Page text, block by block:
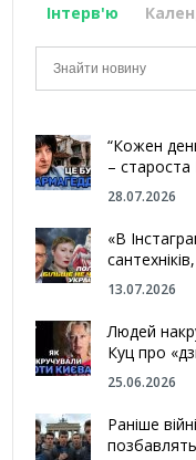
Інтерв'ю
“Кожен
– староста
28.07.2026
«В
13.07.2026
Людей
Куц про
25.06.2026
Раніше